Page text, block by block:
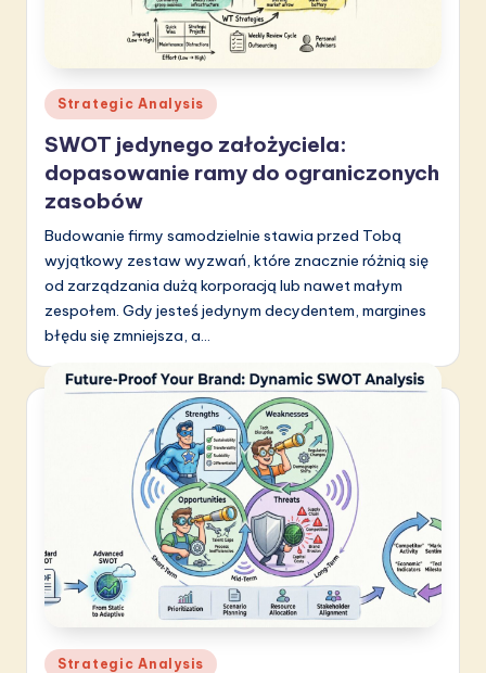
Posted
in
Strategic Analysis
SWOT jedynego założyciela:
dopasowanie ramy do ograniczonych
zasobów
Budowanie firmy samodzielnie stawia przed Tobą
wyjątkowy zestaw wyzwań, które znacznie różnią się
od zarządzania dużą korporacją lub nawet małym
zespołem. Gdy jesteś jedynym decydentem, margines
błędu się zmniejsza, a…
Posted
Strategic Analysis